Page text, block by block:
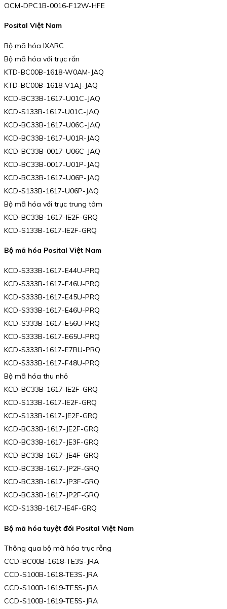
OCM-DPC1B-0016-F12W-HFE
Posital Việt Nam
Bộ mã hóa IXARC
Bộ mã hóa với trục rắn
KTD-BC00B-1618-W0AM-JAQ
KTD-BC00B-1618-V1AJ-JAQ
KCD-BC33B-1617-U01C-JAQ
KCD-S133B-1617-U01C-JAQ
KCD-BC33B-1617-U06C-JAQ
KCD-BC33B-1617-U01R-JAQ
KCD-BC33B-0017-U06C-JAQ
KCD-BC33B-0017-U01P-JAQ
KCD-BC33B-1617-U06P-JAQ
KCD-S133B-1617-U06P-JAQ
Bộ mã hóa với trục trung tâm
KCD-BC33B-1617-IE2F-GRQ
KCD-S133B-1617-IE2F-GRQ
Bộ mã hóa Posital Việt Nam
KCD-S333B-1617-E44U-PRQ
KCD-S333B-1617-E46U-PRQ
KCD-S333B-1617-E45U-PRQ
KCD-S333B-1617-E46U-PRQ
KCD-S333B-1617-E56U-PRQ
KCD-S333B-1617-E65U-PRQ
KCD-S333B-1617-E7RU-PRQ
KCD-S333B-1617-F48U-PRQ
Bộ mã hóa thu nhỏ
KCD-BC33B-1617-IE2F-GRQ
KCD-S133B-1617-IE2F-GRQ
KCD-S133B-1617-JE2F-GRQ
KCD-BC33B-1617-JE2F-GRQ
KCD-BC33B-1617-JE3F-GRQ
KCD-BC33B-1617-JE4F-GRQ
KCD-BC33B-1617-JP2F-GRQ
KCD-BC33B-1617-JP3F-GRQ
KCD-BC33B-1617-JP2F-GRQ
KCD-S133B-1617-IE4F-GRQ
Bộ mã hóa tuyệt đối Posital Việt Nam
Thông qua bộ mã hóa trục rỗng
CCD-BC00B-1618-TE3S-JRA
CCD-S100B-1618-TE3S-JRA
CCD-S100B-1619-TE5S-JRA
CCD-S100B-1619-TE5S-JRA